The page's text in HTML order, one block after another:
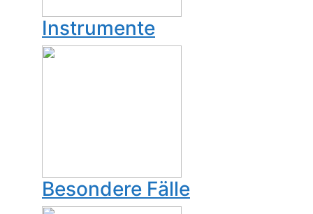
Instrumente
Besondere Fälle